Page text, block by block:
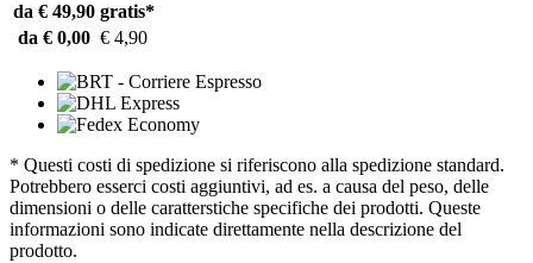
da € 49,90 gratis*
da € 0,00 € 4,90
* Questi costi di spedizione si riferiscono alla spedizione standard.
Potrebbero esserci costi aggiuntivi, ad es. a causa del peso, delle
dimensioni o delle caratterstiche specifiche dei prodotti. Queste
informazioni sono indicate direttamente nella descrizione del
prodotto.